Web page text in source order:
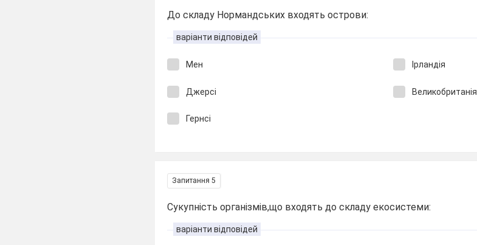
До складу Нормандських входять острови:
варіанти відповідей
Мен Ірландія
Джерсі Великобританія
Гернсі
Запитання 5
Сукупність організмів,що входять до складу екосистеми:
варіанти відповідей